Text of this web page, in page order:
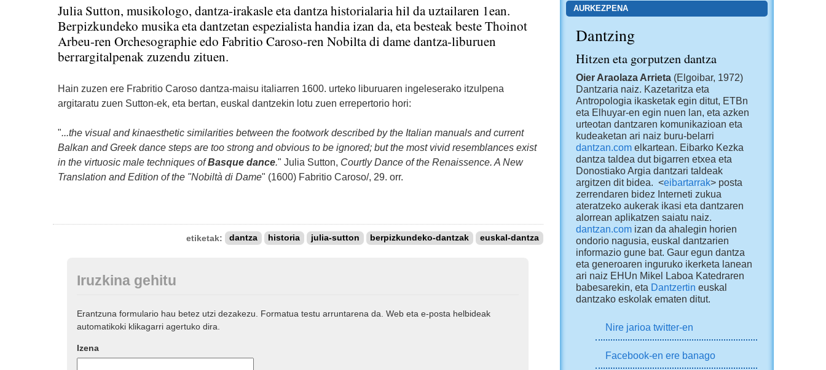
Julia Sutton, musikologo, dantza-irakasle eta dantza historialaria hil da uztailaren 1ean.
Berpizkundeko musika eta dantzetan espezialista handia izan da, eta besteak beste Thoinot
Arbeu-ren Orchesographie edo Fabritio Caroso-ren Nobilta di dame dantza-liburuen
berrargitalpenak zuzendu zituen.
Hain zuzen ere Frabritio Caroso dantza-maisu italiarren 1600. urteko liburuaren ingeleserako itzulpena
argitaratu zuen Sutton-ek, eta bertan, euskal dantzekin lotu zuen errepertorio hori:
"...the visual and kinaesthetic similarities between the footwork described by the Italian manuals and current
Balkan and Greek dance steps are too strong and obvious to be ignored; but the most vivid resemblances exist
in the virtuosic male techniques ofBasque dance." Julia Sutton, Courtly Dance of the Renaissence. A New
Translation and Edition of the "Nobiltà di Dame" (1600) Fabritio Caroso/, 29. orr.
etiketak: dantza historia julia-sutton berpizkundeko-dantzak euskal-dantza
Iruzkina gehitu
Erantzuna formulario hau betez utzi dezakezu. Formatua testu arruntarena da. Web eta e-posta helbideak
automatikoki klikagarri agertuko dira.
Izena
AURKEZPENA
Dantzing
Hitzen eta gorputzen dantza
Oier Araolaza Arrieta(Elgoibar, 1972)
Dantzaria naiz. Kazetaritza eta
Antropologia ikasketak egin ditut, ETBn
eta Elhuyar-en egin nuen lan, eta azken
urteotan dantzaren komunikazioan eta
kudeaketan ari naiz buru-belarri
dantzan.comelkartean. Eibarko Kezka
dantza taldea dut bigarren etxea eta
Donostiako Argia dantzari taldeak
argitzen dit bidea. <eibartarrak> posta
zerrendaren bidez Interneti zukua
ateratzeko aukerak ikasi eta dantzaren
alorrean aplikatzen saiatu naiz.
dantzan.comizan da ahalegin horien
ondorio nagusia, euskal dantzarien
informazio gune bat. Gaur egun dantza
eta generoaren inguruko ikerketa lanean
ari naiz EHUn Mikel Laboa Katedraren
babesarekin, eta Dantzertin euskal
dantzako eskolak ematen ditut.
Nire jarioa twitter-en
Facebook-en ere banago